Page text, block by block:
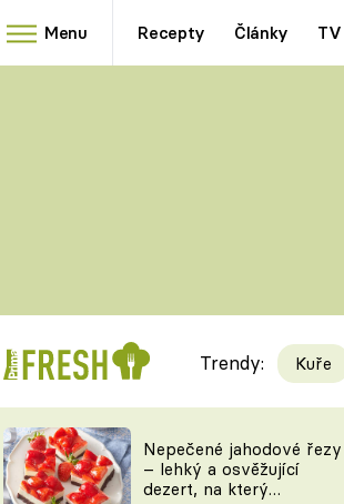
Menu Recepty Články TV
Videorecepty
TEĎ VAŘÍ ŠÉF!
Trendy: Kuře
Nepečené jahodové řezy
– lehký a osvěžující
dezert, na který